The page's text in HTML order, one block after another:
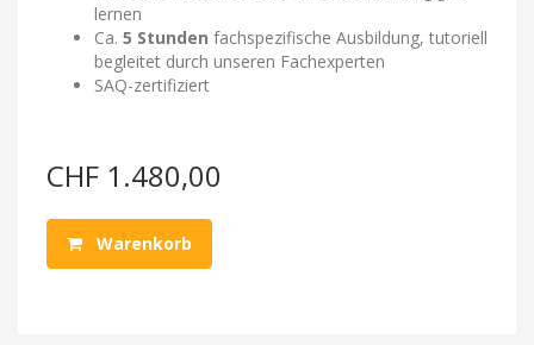
lernen
Ca. 5 Stunden fachspezifische Ausbildung, tutoriell
begleitet durch unseren Fachexperten
SAQ-zertifiziert
CHF 1.480,00
Warenkorb